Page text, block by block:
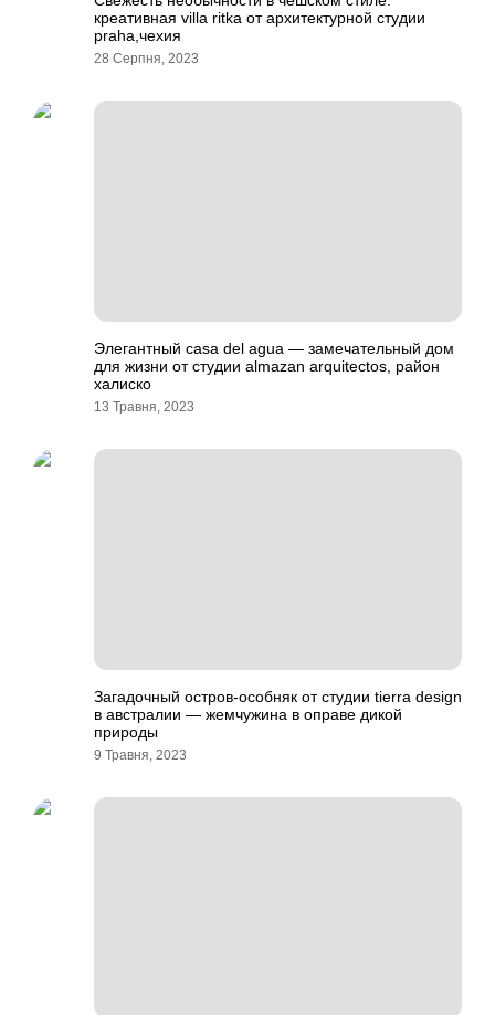
креативная villa ritka от архитектурной студии
praha,чехия
28 Серпня, 2023
Элегантный casa del agua — замечательный дом
для жизни от студии almazan arquitectos, район
халиско
13 Травня, 2023
Загадочный остров-особняк от студии tierra design
в австралии — жемчужина в оправе дикой
природы
9 Травня, 2023